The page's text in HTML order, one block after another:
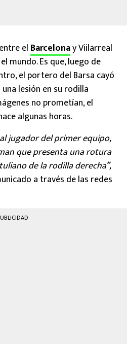
el Barcelonay Viilarreal
mundo. Es que, luego de
el portero del Barsa cayó
lesión en su rodilla
no prometían, el
algunas horas.
jugador del primer equipo,
que presenta una rotura
de la rodilla derecha”,
a través de las redes